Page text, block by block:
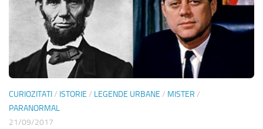
CURIOZITATI/ ISTORIE / LEGENDE URBANE / MISTER /
PARANORMAL
21/09/2017